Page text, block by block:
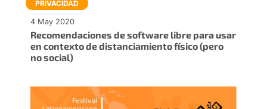
Recomendaciones de software libre para usar
en contexto de distanciamiento físico (pero
no social)
4 May 2020
PRIVACIDAD